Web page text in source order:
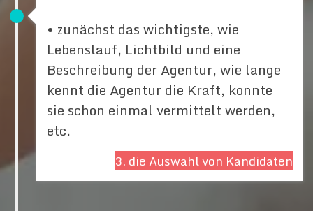
• zunächst das wichtigste, wie
Lebenslauf, Lichtbild und eine
Beschreibung der Agentur, wie lange
kennt die Agentur die Kraft, konnte
sie schon einmal vermittelt werden,
etc.
3. die Auswahl von Kandidaten